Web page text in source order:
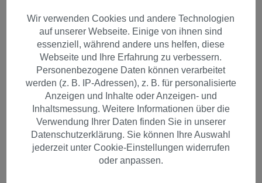
Perücke Cosplay Kurz Weiß
geflochten Zöpfe PT0042-P60
Wir verwenden Cookies und andere Technologien
auf unserer Webseite. Einige von ihnen sind
essenziell, während andere uns helfen, diese
Webseite und Ihre Erfahrung zu verbessern.
Personenbezogene Daten können verarbeitet
werden (z. B. IP-Adressen), z. B. für personalisierte
Anzeigen und Inhalte oder Anzeigen- und
Inhaltsmessung. Weitere Informationen über die
Verwendung Ihrer Daten finden Sie in unserer
Datenschutzerklärung. Sie können Ihre Auswahl
jederzeit unter Cookie-Einstellungen widerrufen
oder anpassen.